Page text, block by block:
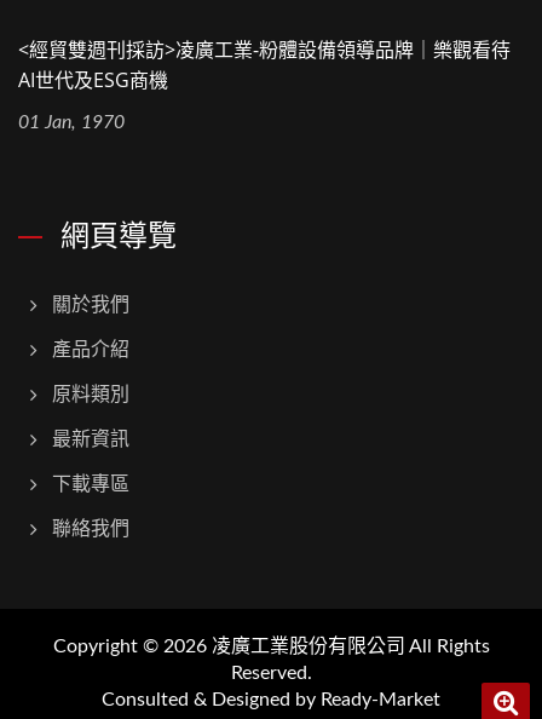
<經貿雙週刊採訪>凌廣工業-粉體設備領導品牌｜樂觀看待
AI世代及ESG商機
01 Jan, 1970
網頁導覽
關於我們
產品介紹
原料類別
最新資訊
下載專區
聯絡我們
Copyright © 2026 凌廣工業股份有限公司 All Rights
Reserved.
Consulted & Designed by Ready-Market